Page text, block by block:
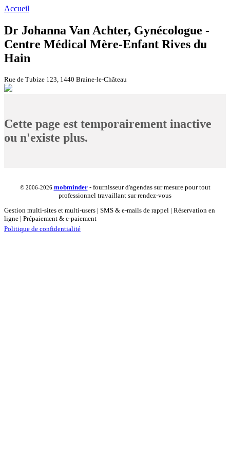
Accueil
Dr Johanna Van Achter, Gynécologue -
Centre Médical Mère-Enfant Rives du
Hain
Rue de Tubize 123, 1440 Braine-le-Château
Cette page est temporairement inactive
ou n'existe plus.
© 2006-2026 mobminder- fournisseur d'agendas sur mesure pour tout
professionnel travaillant sur rendez-vous
Gestion multi-sites et multi-users | SMS & e-mails de rappel | Réservation en
ligne | Prépaiement & e-paiement
Politique de confidentialité